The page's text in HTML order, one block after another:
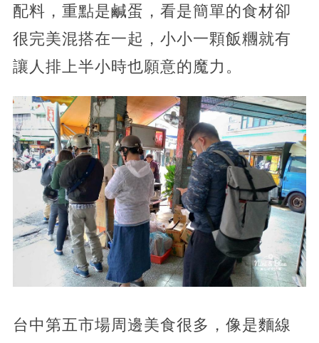
配料，重點是鹹蛋，看是簡單的食材卻
很完美混搭在一起，小小一顆飯糰就有
讓人排上半小時也願意的魔力。
台中第五市場周邊美食很多，像是麵線